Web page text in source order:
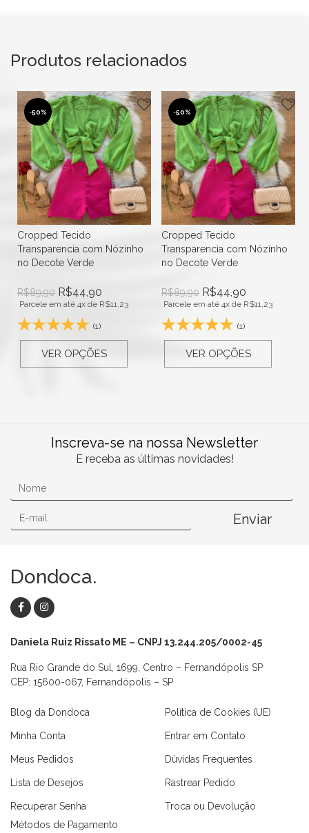
Produtos relacionados
-50%
Cropped Tecido
Transparencia com Nózinho
no Decote Verde
R$89,90 R$44,90
Parcele em até 4x de R$11,23
(1)
VER OPÇÕES
-50%
Cropped Tecido
Transparencia com Nózinho
no Decote Verde
R$89,90 R$44,90
Parcele em até 4x de R$11,23
(1)
VER OPÇÕES
Inscreva-se na nossa Newsletter
E receba as últimas novidades!
Enviar
Dondoca.
Daniela Ruiz Rissato ME – CNPJ 13.244.205/0002-45
Rua Rio Grande do Sul, 1699, Centro – Fernandópolis SP
CEP: 15600-067, Fernandópolis – SP
Blog da Dondoca
Minha Conta
Meus Pedidos
Lista de Desejos
Recuperar Senha
Política de Cookies (UE)
Entrar em Contato
Dúvidas Frequentes
Rastrear Pedido
Troca ou Devolução
Métodos de Pagamento